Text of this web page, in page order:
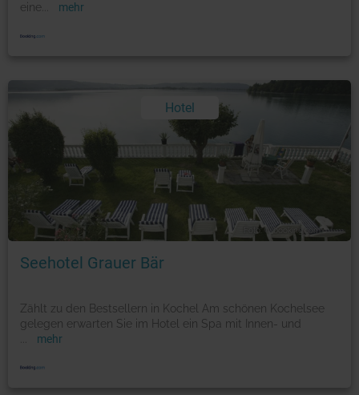
eine
mehr
Hotel
Foto: © booking.com
Seehotel Grauer Bär
Zählt zu den Bestsellern in Kochel Am schönen Kochelsee
gelegen erwarten Sie im Hotel ein Spa mit Innen- und
mehr